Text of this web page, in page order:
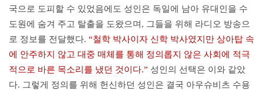
국으로 도피할 수 있었음에도 성인은 독일에 남아 유대인을 수
도원에 숨겨 주고 탈출을 도왔으며, 그들을 위해 라디오 방송으
로 정보를 전달했다. “철학 박사이자 신학 박사였지만 상아탑 속
에 안주하지 않고 대중 매체를 통해 정의롭지 않은 사회에 적극
적으로 바른 목소리를 냈던 것이다.” 성인의 선택은 이와 같았
다. 그렇게 정의를 위해 헌신하던 성인은 결국 아우슈비츠 수용